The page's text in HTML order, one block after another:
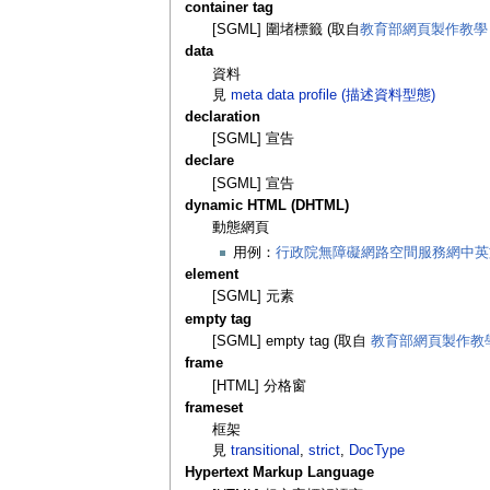
container tag
[SGML] 圍堵標籤 (取自教育部網頁製作教學
data
資料
見meta data profile (描述資料型態)
declaration
[SGML] 宣告
declare
[SGML] 宣告
dynamic HTML (DHTML)
動態網頁
用例：行政院無障礙網路空間服務網中
element
[SGML] 元素
empty tag
[SGML] empty tag (取自教育部網頁製作教
frame
[HTML] 分格窗
frameset
框架
見transitional ,strict, DocType
Hypertext Markup Language